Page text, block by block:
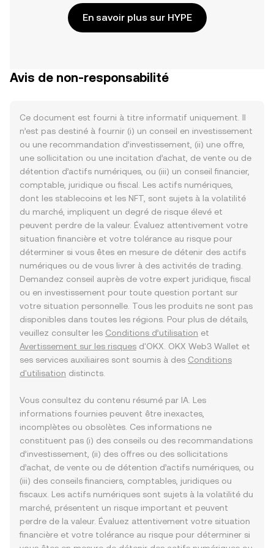
En savoir plus sur HYPE
Avis de non-responsabilité
Ce document est fourni à titre informatif uniquement. Il
n’est pas destiné à fournir (i) un conseil en investissement
ou une recommandation d’investissement, (ii) une offre,
une sollicitation ou une incitation d’achat, de vente ou de
détention d’actifs numériques, ou (iii) un conseil financier,
comptable, juridique ou fiscal. Les actifs numériques,
dont les stablecoins et les NFT, sont sujets à la volatilité
du marché, impliquent un degré de risque élevé et
peuvent perdre de la valeur. Évaluez attentivement votre
situation financière et votre tolérance au risque pour
déterminer si vous êtes en mesure de détenir des actifs
numériques ou de vous livrer à des activités de trading.
Demandez conseil auprès de votre expert juridique, fiscal
ou en investissement pour toute question portant sur
votre situation personnelle. Tous les produits ne sont pas
disponibles dans toutes les régions. Pour plus de détails,
veuillez consulter les Conditions d’utilisation et
Avertissement sur les risques d'OKX. OKX Web3 Wallet et
ses services auxiliaires sont soumis à des Conditions
d'utilisation distincts.
Vous consultez du contenu résumé par IA. Les
informations fournies peuvent être inexactes,
incomplètes ou obsolètes. Ces informations ne
constituent pas (i) des conseils ou des recommandations
d’investissement, (ii) des offres ou des sollicitations
d’achat, de vente ou de détention d’actifs numériques, ou
(iii) des conseils financiers, comptables, juridiques ou
fiscaux. Les actifs numériques sont sujets à la volatilité du
marché, présentent un risque important et peuvent
perdre de la valeur. Évaluez attentivement votre situation
financière et votre tolérance au risque pour déterminer si